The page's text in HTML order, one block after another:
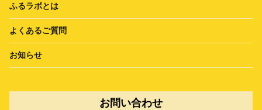
ふるラボとは
よくあるご質問
お知らせ
お問い合わせ